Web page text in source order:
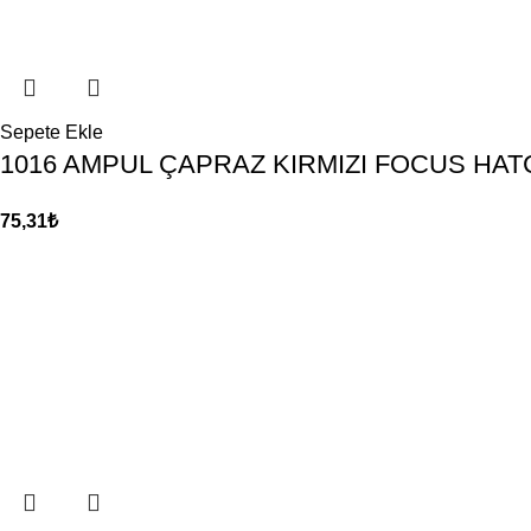
Sepete Ekle
1016 AMPUL ÇAPRAZ KIRMIZI FOCUS
75,31₺